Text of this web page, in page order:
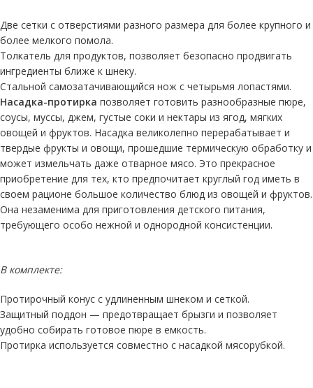
Две сетки с отверстиями разного размера для более крупного и
более мелкого помола.
Толкатель для продуктов, позволяет безопасно продвигать
ингредиенты ближе к шнеку.
Стальной самозатачивающийся нож с четырьмя лопастями.
Насадка-протирка позволяет готовить разнообразные пюре,
соусы, муссы, джем, густые соки и нектары из ягод, мягких
овощей и фруктов. Насадка великолепно перерабатывает и
твердые фрукты и овощи, прошедшие термическую обработку и
может измельчать даже отварное мясо. Это прекрасное
приобретение для тех, кто предпочитает круглый год иметь в
своем рационе большое количество блюд из овощей и фруктов.
Она незаменима для приготовления детского питания,
требующего особо нежной и однородной консистенции.
В комплекте:
Протирочный конус с удлиненным шнеком и сеткой.
Защитный поддон — предотвращает брызги и позволяет
удобно собирать готовое пюре в емкость.
Протирка используется совместно с насадкой мясорубкой.